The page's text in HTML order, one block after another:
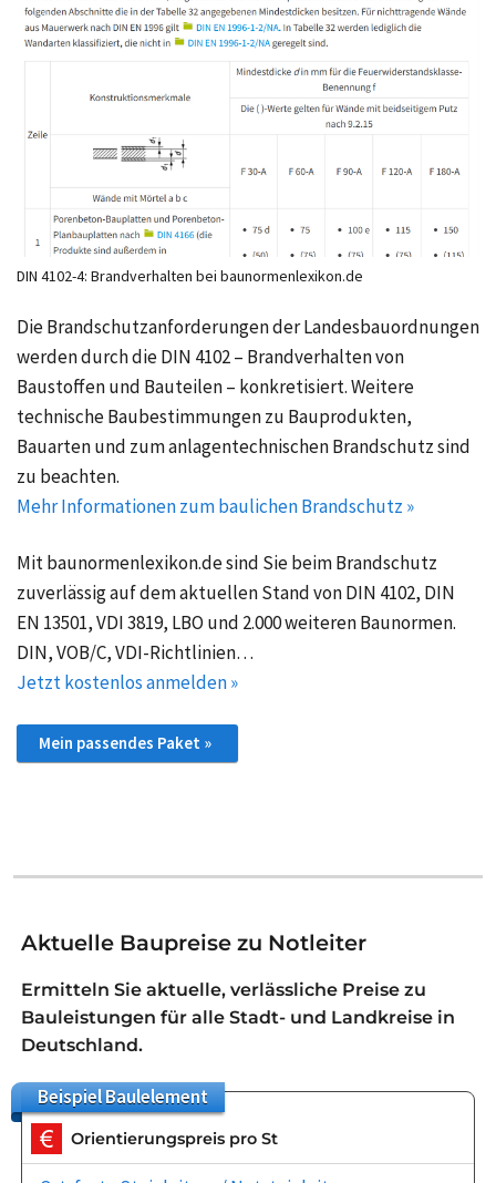
DIN 4102-4: Brandverhalten bei baunormenlexikon.de
Die Brandschutzanforderungen der Landesbauordnungen
werden durch die DIN 4102 – Brandverhalten von
Baustoffen und Bauteilen – konkretisiert. Weitere
technische Baubestimmungen zu Bauprodukten,
Bauarten und zum anlagentechnischen Brandschutz sind
zu beachten.
Mehr Informationen zum baulichen Brandschutz »
Mit baunormenlexikon.de sind Sie beim Brandschutz
zuverlässig auf dem aktuellen Stand von DIN 4102, DIN
EN 13501, VDI 3819, LBO und 2.000 weiteren Baunormen.
DIN, VOB/C, VDI-Richtlinien…
Jetzt kostenlos anmelden »
Mein passendes Paket »
Aktuelle Baupreise zu Notleiter
Ermitteln Sie aktuelle, verlässliche Preise zu
Bauleistungen für alle Stadt- und Landkreise in
Deutschland.
BeispielBaulelement
Orientierungspreis pro St